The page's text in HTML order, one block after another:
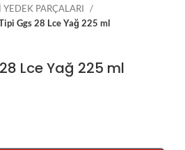
YEDEK PARÇALARI
Ggs 28 Lce Yağ 225 ml
Lce Yağ 225 ml